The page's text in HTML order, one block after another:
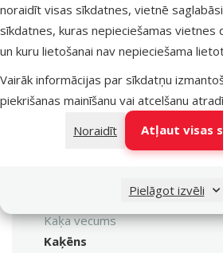
noraidīt visas sīkdatnes, vietnē
sīkdatnes, kuras nepieciešamas vietnes
un kuru lietošanai nav nepieciešama
Vairāk informācijas par sīkdatņu
piekrišanas mainīšanu vai atcelšanu
Noraidīt
Atļaut visas
Pielāgot izvēli
Veselības stāvoklis
Bez veselības
traucējumiem
Sastāvs un garšas
Kukurūza, Vistas gaļa
⭐⭐⭐⭐
Superpremium
Kaķa vecums
Kaķēns